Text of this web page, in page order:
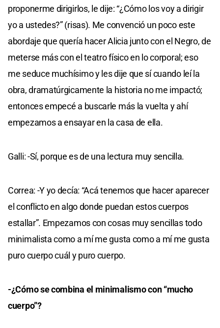
proponerme dirigirlos, le dije: “¿Cómo los voy a dirigir
yo a ustedes?” (risas). Me convenció un poco este
abordaje que quería hacer Alicia junto con el Negro, de
meterse más con el teatro físico en lo corporal; eso
me seduce muchísimo y les dije que sí cuando leí la
obra, dramatúrgicamente la historia no me impactó;
entonces empecé a buscarle más la vuelta y ahí
empezamos a ensayar en la casa de ella.
Galli: -Sí, porque es de una lectura muy sencilla.
Correa: -Y yo decía: “Acá tenemos que hacer aparecer
el conflicto en algo donde puedan estos cuerpos
estallar”. Empezamos con cosas muy sencillas todo
minimalista como a mí me gusta como a mí me gusta
puro cuerpo cuál y puro cuerpo.
-¿Cómo se combina el minimalismo con “mucho
cuerpo”?